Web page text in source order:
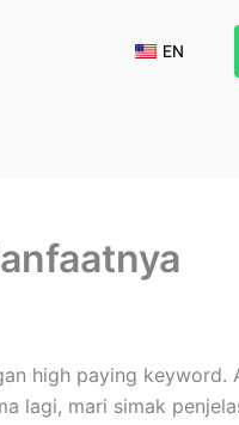
EN
high paying keyword.
lagi, mari simak